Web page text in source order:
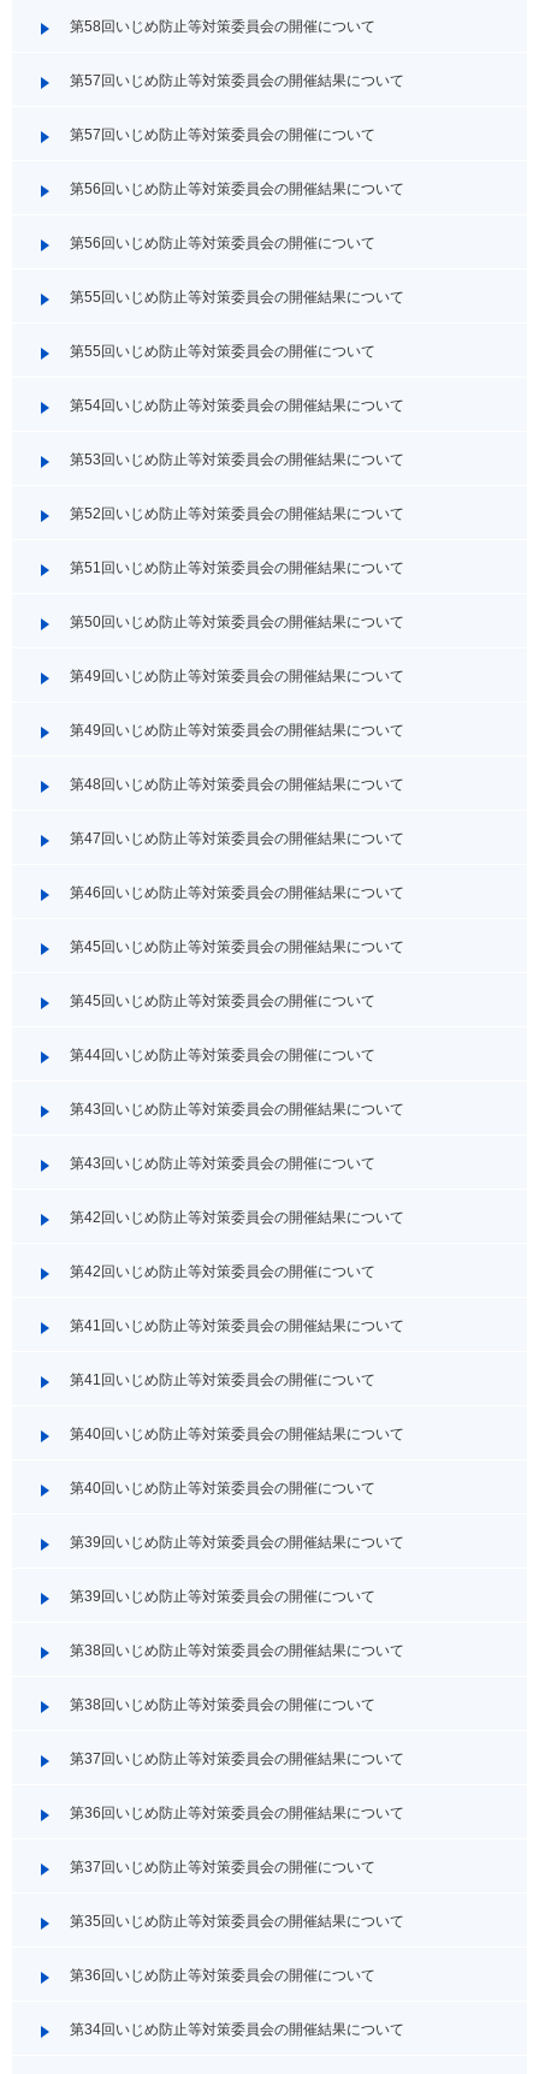
第58回いじめ防止等対策委員会の開催について
第57回いじめ防止等対策委員会の開催結果について
第57回いじめ防止等対策委員会の開催について
第56回いじめ防止等対策委員会の開催結果について
第56回いじめ防止等対策委員会の開催について
第55回いじめ防止等対策委員会の開催結果について
第55回いじめ防止等対策委員会の開催について
第54回いじめ防止等対策委員会の開催結果について
第53回いじめ防止等対策委員会の開催結果について
第52回いじめ防止等対策委員会の開催結果について
第51回いじめ防止等対策委員会の開催結果について
第50回いじめ防止等対策委員会の開催結果について
第49回いじめ防止等対策委員会の開催結果について
第49回いじめ防止等対策委員会の開催結果について
第48回いじめ防止等対策委員会の開催結果について
第47回いじめ防止等対策委員会の開催結果について
第46回いじめ防止等対策委員会の開催結果について
第45回いじめ防止等対策委員会の開催結果について
第45回いじめ防止等対策委員会の開催について
第44回いじめ防止等対策委員会の開催について
第43回いじめ防止等対策委員会の開催結果について
第43回いじめ防止等対策委員会の開催について
第42回いじめ防止等対策委員会の開催結果について
第42回いじめ防止等対策委員会の開催について
第41回いじめ防止等対策委員会の開催結果について
第41回いじめ防止等対策委員会の開催について
第40回いじめ防止等対策委員会の開催結果について
第40回いじめ防止等対策委員会の開催について
第39回いじめ防止等対策委員会の開催結果について
第39回いじめ防止等対策委員会の開催について
第38回いじめ防止等対策委員会の開催結果について
第38回いじめ防止等対策委員会の開催について
第37回いじめ防止等対策委員会の開催結果について
第36回いじめ防止等対策委員会の開催結果について
第37回いじめ防止等対策委員会の開催について
第35回いじめ防止等対策委員会の開催結果について
第36回いじめ防止等対策委員会の開催について
第34回いじめ防止等対策委員会の開催結果について